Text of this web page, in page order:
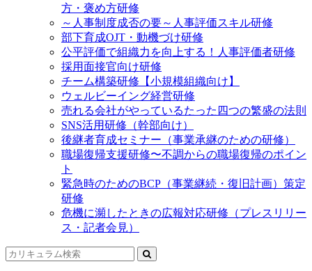
方・褒め方研修
～人事制度成否の要～人事評価スキル研修
部下育成OJT・動機づけ研修
公平評価で組織力を向上する！人事評価者研修
採用面接官向け研修
チーム構築研修【小規模組織向け】
ウェルビーイング経営研修
売れる会社がやっているたった四つの繁盛の法則
SNS活用研修（幹部向け）
後継者育成セミナー（事業承継のための研修）
職場復帰支援研修〜不調からの職場復帰のポイン
ト
緊急時のためのBCP（事業継続・復旧計画）策定
研修
危機に瀕したときの広報対応研修（プレスリリー
ス・記者会見）